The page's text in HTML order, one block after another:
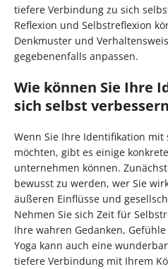
tiefere Verbindung zu sich
Reflexion und Selbstreflexion
Denkmuster und
gegebenenfalls anpassen.
Wie können Sie Ihre
sich selbst
Wenn Sie Ihre Identifikation mit
möchten, gibt es einige
unternehmen können.
bewusst zu werden, wer Sie
äußeren Einflüsse und
Nehmen Sie sich Zeit für
Ihre wahren Gedanken,
Yoga kann auch eine
tiefere Verbindung mit Ihrem